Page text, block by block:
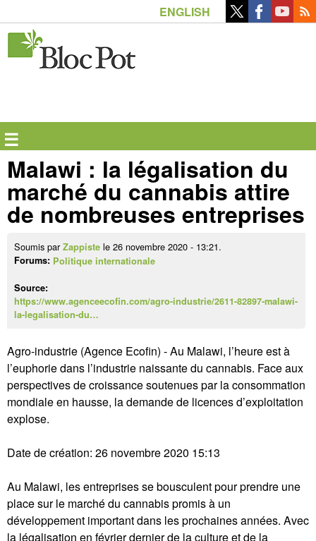
contenu
ENGLISH
☰
Malawi : la légalisation du
marché du cannabis attire
de nombreuses entreprises
Soumis parZappiste le 26 novembre 2020 - 13:21.
Forums: Politique internationale
Source:
https://www.agenceecofin.com/agro-industrie/2611-82897-malawi-
la-legalisation-du…
Agro-industrie (Agence Ecofin) - Au Malawi, l’heure est à
l’euphorie dans l’industrie naissante du cannabis. Face aux
perspectives de croissance soutenues par la consommation
mondiale en hausse, la demande de licences d’exploitation
explose.
Date de création: 26 novembre 2020 15:13
Au Malawi, les entreprises se bousculent pour prendre une
place sur le marché du cannabis promis à un
développement important dans les prochaines années. Avec
la légalisation en février dernier de la culture et de la